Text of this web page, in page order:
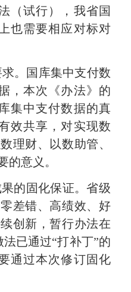
（试行），我省国
也需要相应对标对
。国库集中支付数
，本次《办法》的
集中支付数据的真
效共享，对实现数
理财、以数助管、
的意义。
的固化保证。省级
差错、高绩效、好
创新，暂行办法在
已通过“打补丁”的
通过本次修订固化